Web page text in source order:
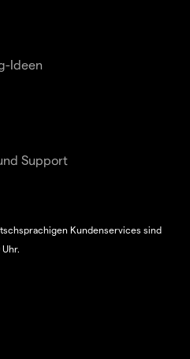
Ideen
Support
Kundenservices sind